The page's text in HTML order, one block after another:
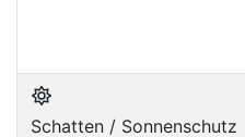
Schatten / Sonnenschutz